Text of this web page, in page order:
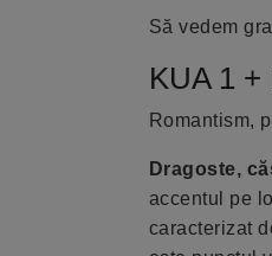
Să vedem
KUA 1 +
Romantism,
Dragoste,
accentul pe
caracterizat